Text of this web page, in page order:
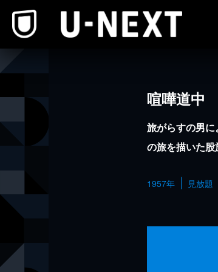
喧嘩道中
旅がらすの男
の旅を描いた
1957年 見放題